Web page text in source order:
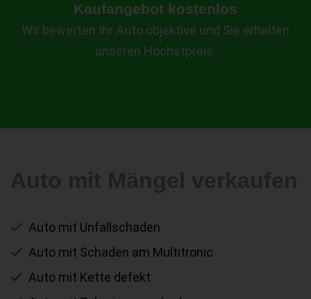
Kaufangebot kostenlos
Wir bewerten Ihr Auto objektive und Sie erhalten
unseren Höchstpreis.
Auto mit Unfallschaden
Auto mit Schaden am Multitronic
Auto mit Kette defekt